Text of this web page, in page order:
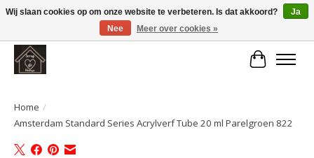
Large selection of products and fast shipping!
Home /
Amsterdam Standard Series Acrylverf Tube 20 ml Parelgroen 822
Wij slaan cookies op om onze website te verbeteren. Is dat akkoord?
Ja
Nee
Meer over cookies »